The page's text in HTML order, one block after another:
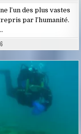
l’un des plus vastes
par l’humanité.